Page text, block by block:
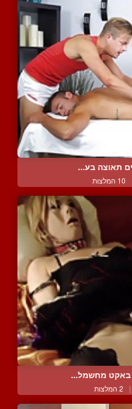
תאוצה בע...
10 המלצות
באקט מחשמל...
| 2 המלצות